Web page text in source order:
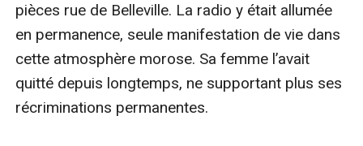
pièces rue de Belleville. La radio y était allumée
en permanence, seule manifestation de vie dans
cette atmosphère morose. Sa femme l’avait
quitté depuis longtemps, ne supportant plus ses
récriminations permanentes.